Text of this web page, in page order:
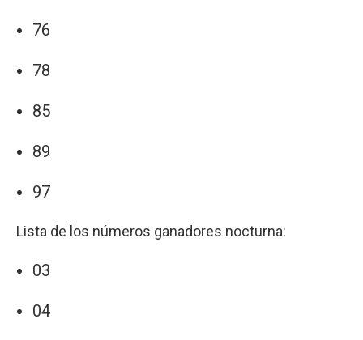
76
78
85
89
97
Lista de los números ganadores nocturna:
03
04